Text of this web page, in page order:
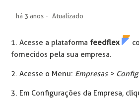
há 3 anos Atualizado
1. Acesse a plataformafeedflex
fornecidos pela sua empresa.
2. Acesse o Menu: Empresas >
3. Em Configurações da Empresa,